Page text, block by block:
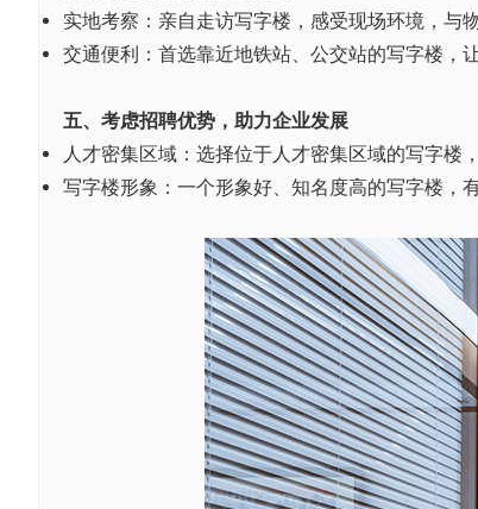
实地考察：亲自走访写字楼，感受现场环境，与
交通便利： 首选靠近地铁站、公交站的写字楼，
五、考虑招聘优势，助力企业发展
人才密集区域：选择位于人才密集区域的写字楼
写字楼形象：一个形象好、知名度高的写字楼，